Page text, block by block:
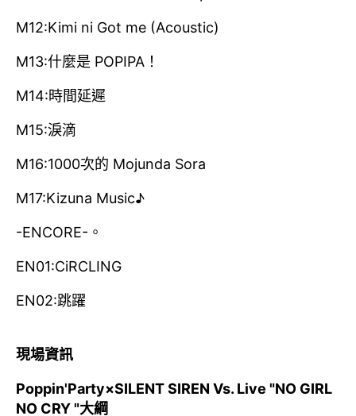
M12:Kimi ni Got me (Acoustic)
M13:什麼是 POPIPA！
M14:時間延遲
M15:淚滴
M16:1000次的 Mojunda Sora
M17:Kizuna Music♪
-ENCORE-。
EN01:CiRCLING
EN02:跳躍
現場資訊
Poppin'Party×SILENT SIREN Vs. Live "NO GIRL
NO CRY "大綱